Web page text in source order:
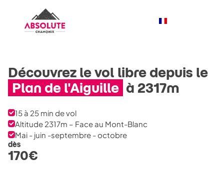
Découvrez le vol libre depuis le
Plan de l'Aiguille à 2317m
15 à 25 min de vol
Altitude 2317m – Face au Mont-Blanc
Mai - juin -septembre - octobre
dès
170€